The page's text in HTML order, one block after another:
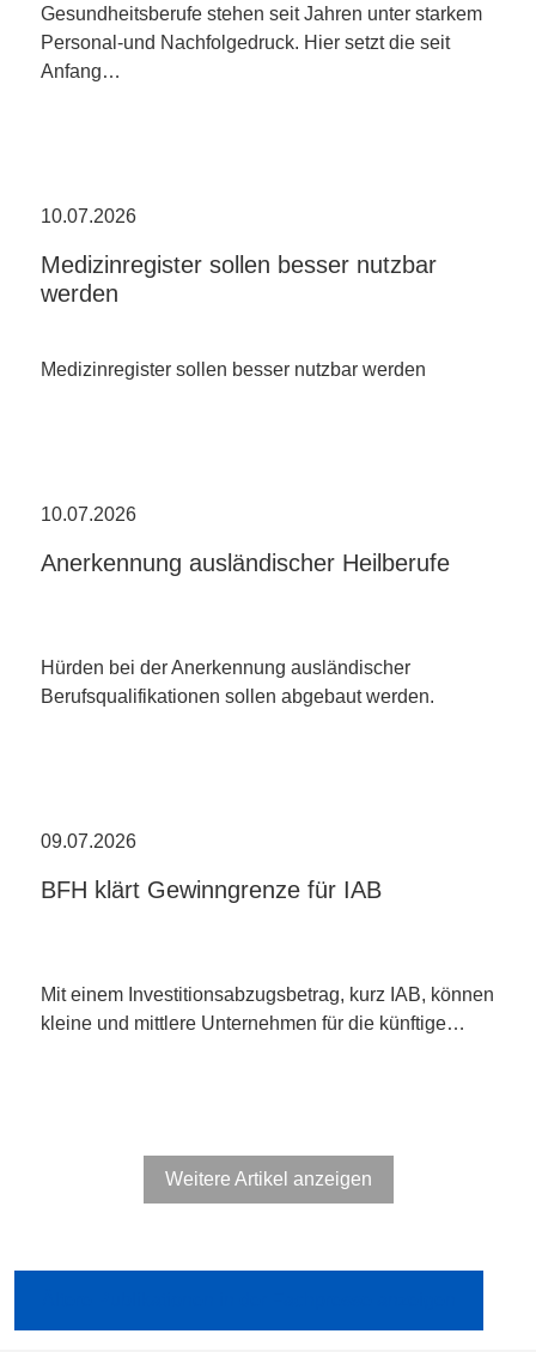
Gesundheitsberufe stehen seit Jahren unter starkem
Personal-und Nachfolgedruck. Hier setzt die seit
Anfang…
10.07.2026
Medizinregister sollen besser nutzbar
werden
Medizinregister sollen besser nutzbar werden
10.07.2026
Anerkennung ausländischer Heilberufe
Hürden bei der Anerkennung ausländischer
Berufsqualifikationen sollen abgebaut werden.
09.07.2026
BFH klärt Gewinngrenze für IAB
Mit einem Investitionsabzugsbetrag, kurz IAB, können
kleine und mittlere Unternehmen für die künftige…
Weitere Artikel anzeigen